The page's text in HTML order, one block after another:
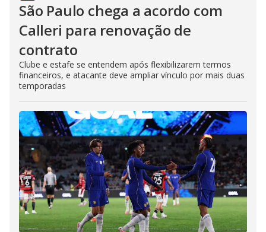
São Paulo chega a acordo com
Calleri para renovação de
contrato
Clube e estafe se entendem após flexibilizarem termos
financeiros, e atacante deve ampliar vínculo por mais duas
temporadas